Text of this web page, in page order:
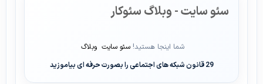
سئو سایت - وبلاگ سئوکار
شما اینجا هستید! سئو سایت وبلاگ
29 قانون شبکه های اجتماعی را بصورت حرفه ای بیاموزید